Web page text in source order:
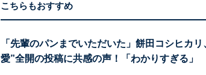
こちらもおすすめ
「先輩のパンまでいただいた」餅田コシヒカ
愛”全開の投稿に共感の声！「わかりすぎる」